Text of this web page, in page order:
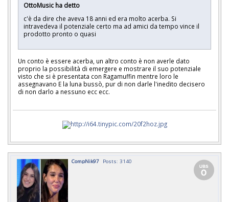
OttoMusic ha detto
c'è da dire che aveva 18 anni ed era molto acerba. Si
intravedeva il potenziale certo ma ad amici da tempo vince il
prodotto pronto o quasi
Un conto è essere acerba, un altro conto è non averle dato
proprio la possibilità di emergere e mostrare il suo potenziale
visto che si è presentata con Ragamuffin mentre loro le
assegnavano E la luna bussò, pur di non darle l'inedito decisero
di non darlo a nessuno ecc ecc.
CompNik97 Posts: 3140